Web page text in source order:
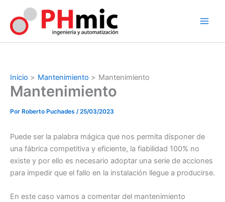
contenido
Inicio Mantenimiento Mantenimiento
Mantenimiento
Por Roberto Puchades /25/03/2023
Puede ser la palabra mágica que nos permita disponer de
una fábrica competitiva y eficiente, la fiabilidad 100% no
existe y por ello es necesario adoptar una serie de acciones
para impedir que el fallo en la instalación llegue a producirse.
En este caso vamos a comentar del mantenimiento